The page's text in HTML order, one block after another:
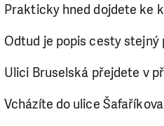
Prakticky hned dojdete ke
Odtud je popis cesty stejný
Ulici Bruselská přejdete v
Vcházíte do ulice